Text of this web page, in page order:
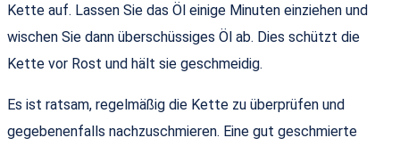
Kette auf. Lassen Sie das Öl einige Minuten einziehen und
wischen Sie dann überschüssiges Öl ab. Dies schützt die
Kette vor Rost und hält sie geschmeidig.
Es ist ratsam, regelmäßig die Kette zu überprüfen und
gegebenenfalls nachzuschmieren. Eine gut geschmierte